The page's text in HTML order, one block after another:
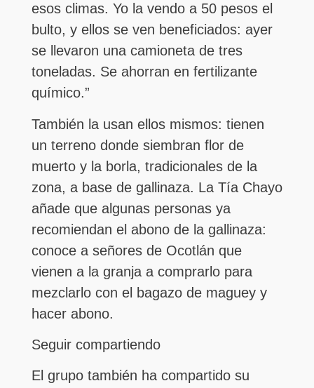
esos climas. Yo la vendo a 50 pesos el
bulto, y ellos se ven beneficiados: ayer
se llevaron una camioneta de tres
toneladas. Se ahorran en fertilizante
químico.”
También la usan ellos mismos: tienen
un terreno donde siembran flor de
muerto y la borla, tradicionales de la
zona, a base de gallinaza. La Tía Chayo
añade que algunas personas ya
recomiendan el abono de la gallinaza:
conoce a señores de Ocotlán que
vienen a la granja a comprarlo para
mezclarlo con el bagazo de maguey y
hacer abono.
Seguir compartiendo
El grupo también ha compartido su